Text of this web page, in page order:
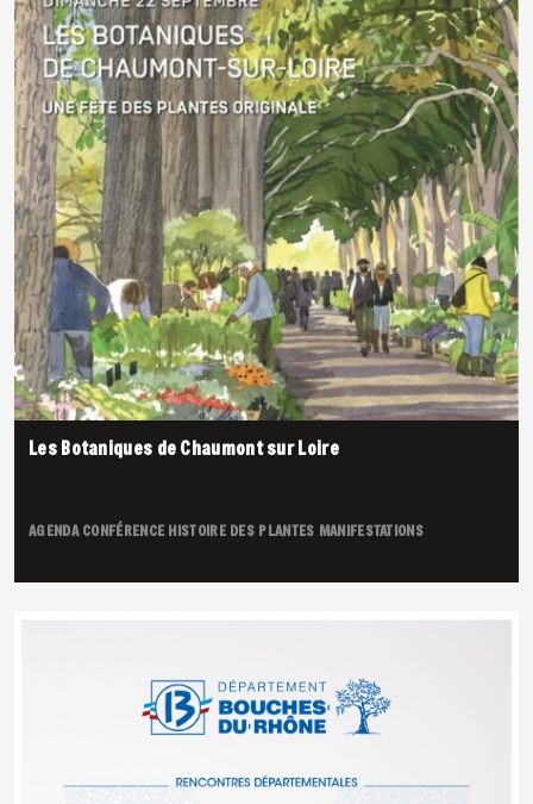
Les Botaniques de Chaumont sur Loire
AGENDACONFÉRENCEHISTOIRE DES PLANTES MANIFESTATIONS